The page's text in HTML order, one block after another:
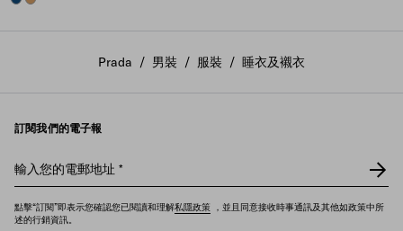
Prada / 男裝 / 服裝 / 睡衣及襯衣
訂閱我們的電子報
輸入您的電郵地址 *
點擊“訂閱”即表示您確認您已閱讀和理解私隱政策 ，並且同意接收時事通訊及其他如政策中所
述的行銷資訊。